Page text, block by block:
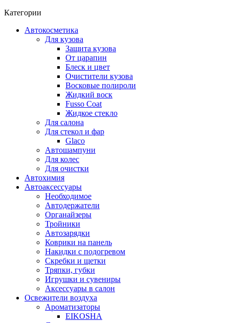
Категории
Автокосметика
Для кузова
Защита кузова
От царапин
Блеск и цвет
Очистители кузова
Восковые полироли
Жидкий воск
Fusso Coat
Жидкое стекло
Для салона
Для стекол и фар
Glaco
Автошампуни
Для колес
Для очистки
Автохимия
Автоаксессуары
Необходимое
Автодержатели
Органайзеры
Тройники
Автозарядки
Коврики на панель
Накидки с подогревом
Скребки и щетки
Тряпки, губки
Игрушки и сувениры
Аксессуары в салон
Освежители воздуха
Ароматизаторы
EIKOSHA